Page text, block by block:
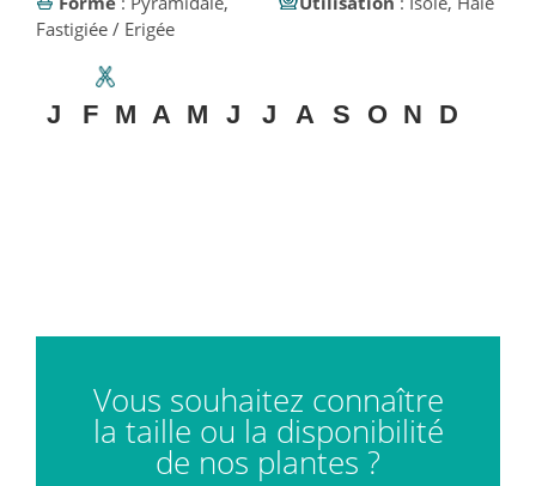
Fastigiée / Erigée
J F M A M J J A S O N D
Vous souhaitez connaître
la taille ou la disponibilité
de nos plantes ?